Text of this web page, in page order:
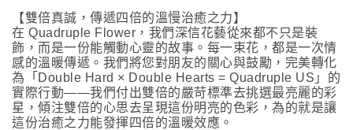
【雙倍真誠，傳遞四倍的溫慢治癒之力】
在 Quadruple Flower，我們深信花藝從來都不只是裝
飾，而是一份能觸動心靈的故事。每一束花，都是一次情
感的溫暖傳遞。我們將您對朋友的關心與鼓勵，完美轉化
為「Double Hard × Double Hearts = Quadruple US」的
實際行動——我們付出雙倍的嚴苛標準去挑選最亮麗的彩
星，傾注雙倍的心思去呈現這份明亮的色彩，為的就是讓
這份治癒之力能發揮四倍的溫暖效應。